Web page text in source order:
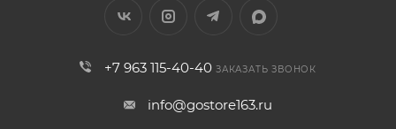
+7 963 115-40-40 ЗАКАЗАТЬ ЗВОНОК
info@gostore163.ru